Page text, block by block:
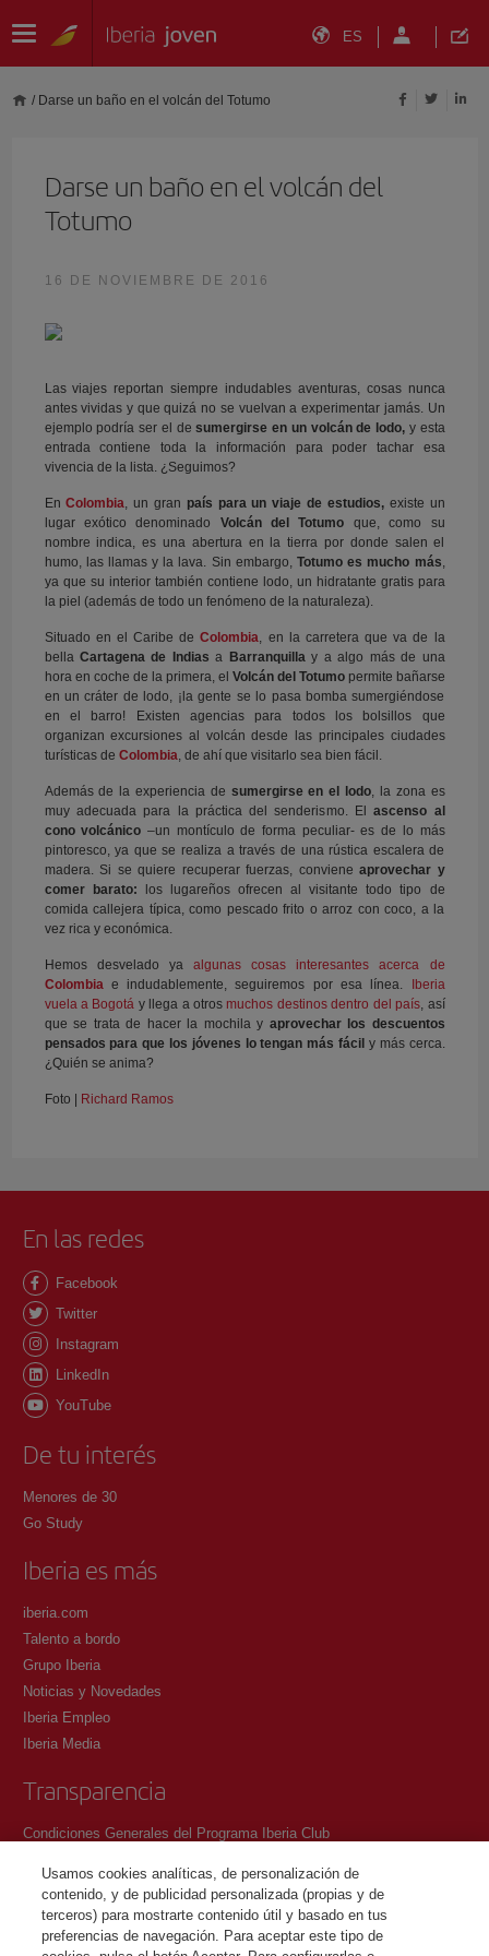
ES
/ Darse un baño en el volcán del Totumo
Darse un baño en el volcán del
Totumo
16 DE NOVIEMBRE DE 2016
Las viajes reportan siempre indudables aventuras, cosas nunca
antes vividas y que quizá no se vuelvan a experimentar jamás. Un
ejemplo podría ser el desumergirse en un volcán de lodo, y esta
entrada contiene toda la información para poder tachar esa
vivencia de la lista. ¿Seguimos?
EnColombia, un gran país para un viaje de estudios,existe un
lugar exótico denominado Volcán del Totumo que, como su
nombre indica, es una abertura en la tierra por donde salen el
humo, las llamas y la lava. Sin embargo, Totumo es mucho más,
ya que su interior también contiene lodo, un hidratante gratis para
la piel (además de todo un fenómeno de la naturaleza).
Situado en el Caribe deColombia, en la carretera que va de la
bella Cartagena de Indias a Barranquillay a algo más de una
hora en coche de la primera, el Volcán del Totumopermite bañarse
en un cráter de lodo, ¡la gente se lo pasa bomba sumergiéndose
en el barro! Existen agencias para todos los bolsillos que
organizan excursiones al volcán desde las principales ciudades
turísticas de Colombia, de ahí que visitarlo sea bien fácil.
Además de la experiencia de sumergirse en el lodo, la zona es
muy adecuada para la práctica del senderismo. Elascenso al
cono volcánico –un montículo de forma peculiar- es de lo más
pintoresco, ya que se realiza a través de una rústica escalera de
madera. Si se quiere recuperar fuerzas, conviene aprovechar y
comer barato:
los lugareños ofrecen al visitante todo tipo de
comida callejera típica, como pescado frito o arroz con coco, a la
vez rica y económica.
Hemos desvelado ya algunas cosas interesantes acerca de
Colombiae indudablemente, seguiremos por esa línea.
Iberia
vuela a Bogotá y llega a otros muchos destinos dentro del país, así
que se trata de hacer la mochila y aprovechar los descuentos
pensados para que los jóvenes lo tengan más fácil y más cerca.
¿Quién se anima?
Foto | Richard Ramos
En las redes
Facebook
Twitter
Instagram
LinkedIn
YouTube
De tu interés
Menores de 30
Go Study
Iberia es más
iberia.com
Talento a bordo
Grupo Iberia
Noticias y Novedades
Iberia Empleo
Iberia Media
Transparencia
Condiciones Generales del Programa Iberia Club
Política de protección de datos personales
Gestión y Política de cookies
Contacto
Usamos cookies analíticas, de personalización de
contenido, y de publicidad personalizada (propias y de
terceros) para mostrarte contenido útil y basado en tus
preferencias de navegación. Para aceptar este tipo de